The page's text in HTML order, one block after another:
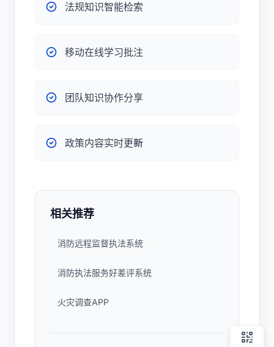
法规知识智能检索
移动在线学习批注
团队知识协作分享
政策内容实时更新
相关推荐
消防远程监督执法系统
消防执法服务好差评系统
火灾调查APP